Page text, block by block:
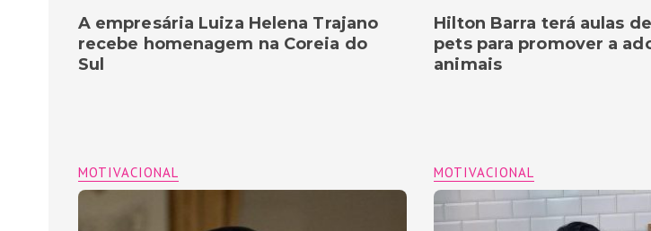
Hilton Barra terá aulas
pets para promover a
animais
A empresária Luiza Helena Trajano
recebe homenagem na Coreia do
Sul
MOTIVACIONAL
MOTIVACIONAL